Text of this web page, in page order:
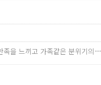
족을 느끼고 가족같은 분위기의…